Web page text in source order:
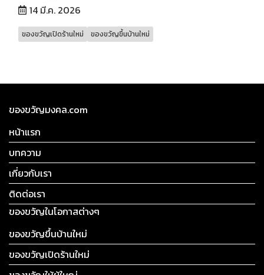
14 มี.ค. 2026
ของขวัญเปิดร้านใหม่ ของขวัญขึ้นบ้านใหม่
ของขวัญมงคล.com
หน้าแรก
บทความ
เกี่ยวกับเรา
ติดต่อเรา
ของขวัญในโอกาสต่างๆ
ของขวัญขึ้นบ้านใหม่
ของขวัญเปิดร้านใหม่